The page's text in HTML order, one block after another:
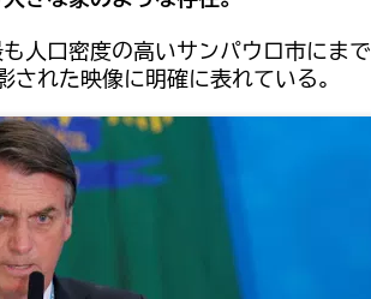
人口密度の高いサンパウロ市にまで
された映像に明確に表れている。